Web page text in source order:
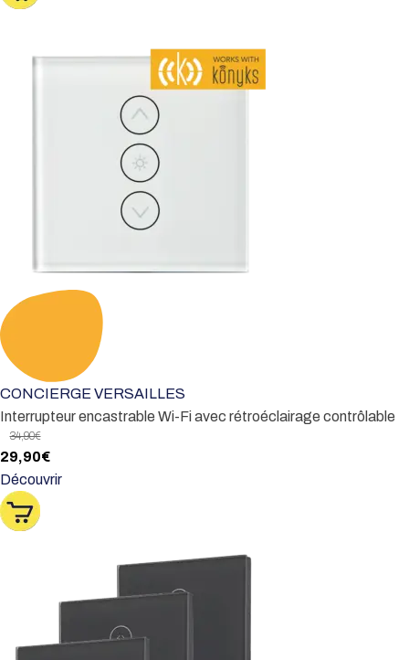
CONCIERGE VERSAILLES
Interrupteur encastrable Wi-Fi avec rétroéclairage contrôlable
34,90€
Le
prix
initial
était :
29,90€Le
prix
Découvrir